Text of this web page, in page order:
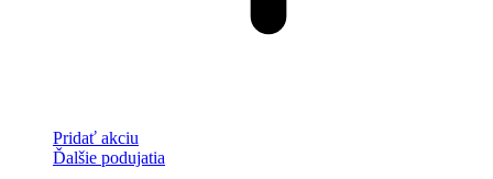
Pridať akciu
Ďalšie podujatia